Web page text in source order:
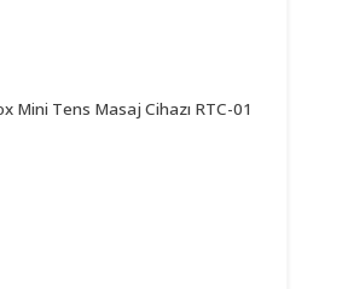
Mini Tens Masaj Cihazı RTC-01